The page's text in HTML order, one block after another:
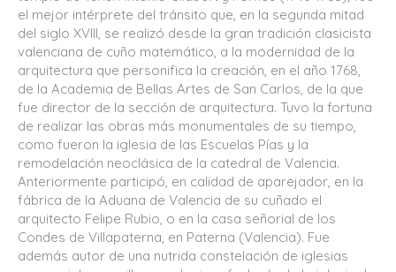
el mejor intérprete del tránsito que, en la segunda mitad
del siglo XVIII, se realizó desde la gran tradición clasicista
valenciana de cuño matemático, a la modernidad de la
arquitectura que personifica la creación, en el año 1768,
de la Academia de Bellas Artes de San Carlos, de la que
fue director de la sección de arquitectura. Tuvo la fortuna
de realizar las obras más monumentales de su tiempo,
como fueron la iglesia de las Escuelas Pías y la
remodelación neoclásica de la catedral de Valencia.
Anteriormente participó, en calidad de aparejador, en la
fábrica de la Aduana de Valencia de su cuñado el
arquitecto Felipe Rubio, o en la casa señorial de los
Condes de Villapaterna, en Paterna (Valencia). Fue
además autor de una nutrida constelación de iglesias